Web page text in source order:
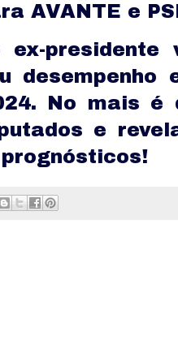
AVANTE e
ex-
desempenho
No mais é
e